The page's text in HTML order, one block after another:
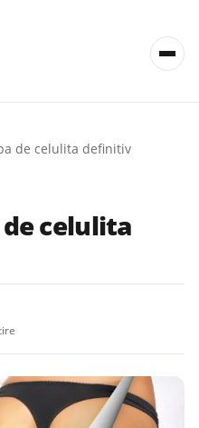
de celulita definitiv
celulita